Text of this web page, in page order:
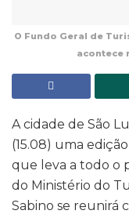
O Fundo Geral de
acontece
A cidade de São
(15.08) uma
que leva a todo o
do Ministério do
Sabino se reunirá